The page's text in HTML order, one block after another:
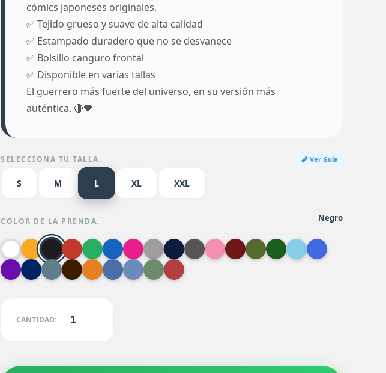
cómics japoneses originales.
✅ Tejido grueso y suave de alta calidad
✅ Estampado duradero que no se desvanece
✅ Bolsillo canguro frontal
✅ Disponible en varias tallas
El guerrero más fuerte del universo, en su versión más
auténtica. 🔴🖤
SELECCIONA TU TALLA: Ver Guía
S M L XL XXL
COLOR DE LA PRENDA: Negro
CANTIDAD: